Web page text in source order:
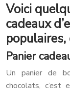
Voici
cadeaux
populaires,
Panier
Un panier de
chocolats, c’est